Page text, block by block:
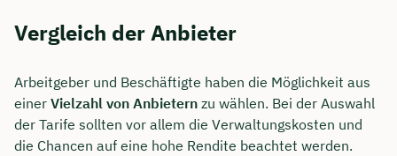
Vergleich der Anbieter
Arbeitgeber und Beschäftigte haben die Möglichkeit aus
einer Vielzahl von Anbietern zu wählen. Bei der Auswahl
der Tarife sollten vor allem die Verwaltungskosten und
die Chancen auf eine hohe Rendite beachtet werden.